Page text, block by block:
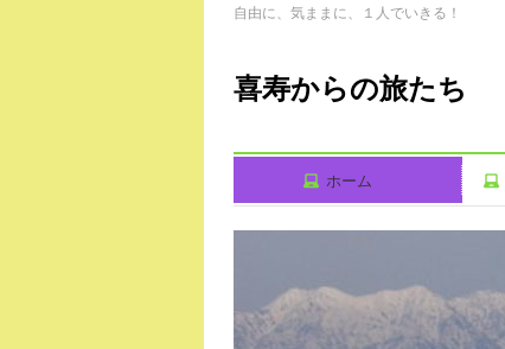
自由に、気ままに、１人でいきる！
喜寿からの旅たち
ホーム